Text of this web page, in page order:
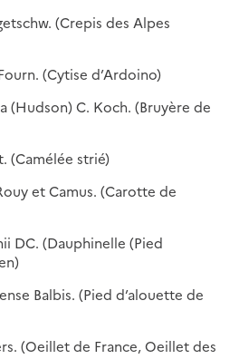
(Crepis des Alpes
(Cytise d’Ardoino)
(Hudson) C. Koch. (Bruyère de
(Camélée strié)
et Camus. (Carotte de
DC. (Dauphinelle (Pied
Balbis. (Pied d’alouette de
(Oeillet de France, Oeillet des